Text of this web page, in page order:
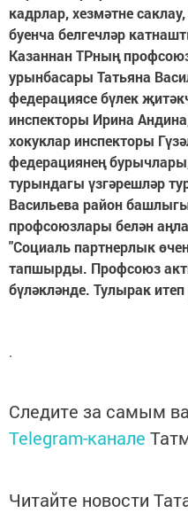
кадрлар, хезмәтне
буенча белгечләр
Казаннан ТРның
урынбасары Татьяна
федерациясе бүлек
инспекторы Ирина
хокуклар инспекторы
федерациянең
турындагы үзгәрешләр
Васильева район
профсоюзлары белән
"Социаль партнерлык
тапшырды. Профсоюз
бүләкләнде. Тулырак
.
Следите за самым
Telegram-канале
Читайте новости